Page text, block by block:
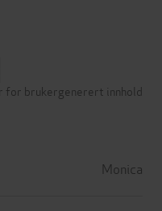
for brukergenerert innhold
Monica